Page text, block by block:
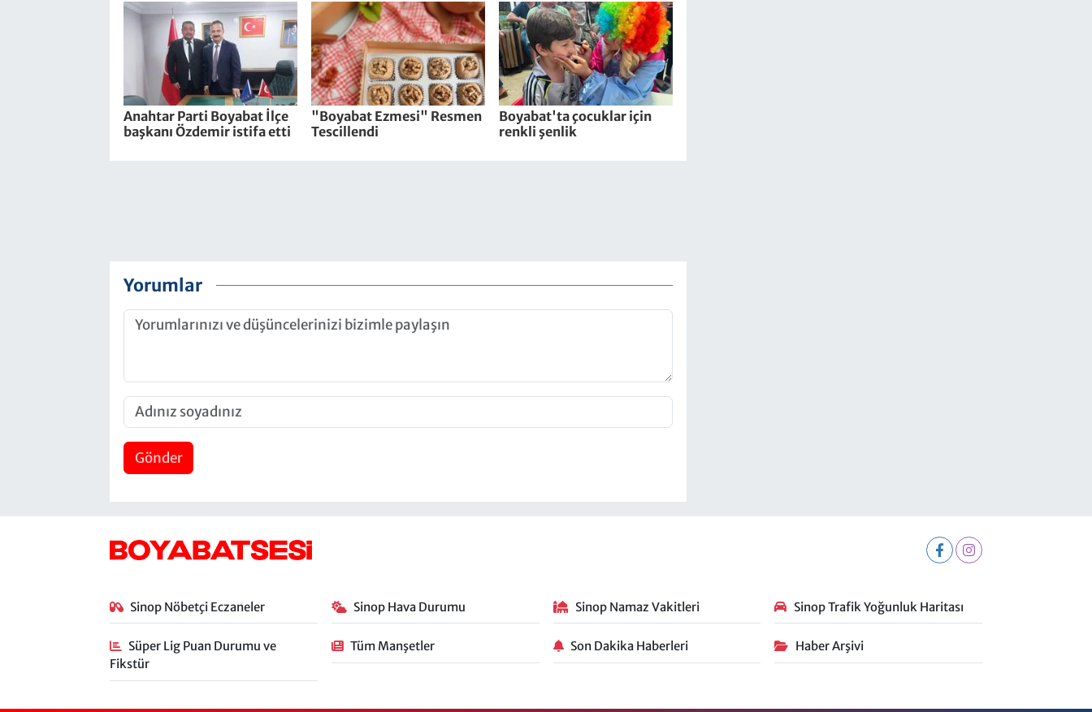
Anahtar Parti Boyabat İlçe
başkanı Özdemir istifa etti
"Boyabat Ezmesi" Resmen
Tescillendi
Boyabat'ta çocuklar için
renkli şenlik
Yorumlar
Gönder
Sinop Nöbetçi Eczaneler Sinop Hava Durumu Sinop Namaz Vakitleri Sinop Trafik Yoğunluk Haritası
Süper Lig Puan Durumu ve
Fikstür
Tüm Manşetler Son Dakika Haberleri Haber Arşivi